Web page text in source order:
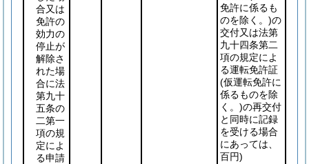
合又は
免許の
効力の
停止が
解除さ
れた場
合に法
第九十
五条の
二第一
項の規
定によ
る申請
免許に係るも
のを除く。)の
交付又は法第
九十四条第二
項の規定によ
る運転免許証
(仮運転免許に
係るものを除
く。)の再交付
と同時に記録
を受ける場合
にあっては、
百円)